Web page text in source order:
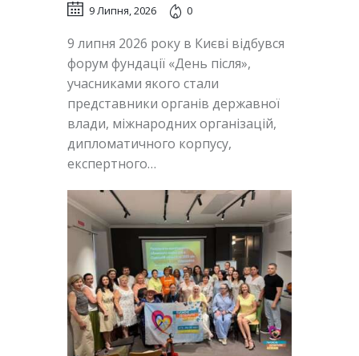
9 Липня, 2026 0
9 липня 2026 року в Києві відбувся
форум фундації «День після»,
учасниками якого стали
представники органів державної
влади, міжнародних організацій,
дипломатичного корпусу,
експертного…